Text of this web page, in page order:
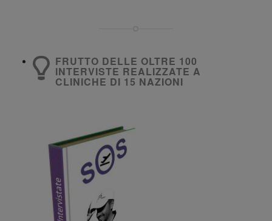
FRUTTO DELLE OLTRE 100
INTERVISTE REALIZZATE A
CLINICHE DI 15 NAZIONI